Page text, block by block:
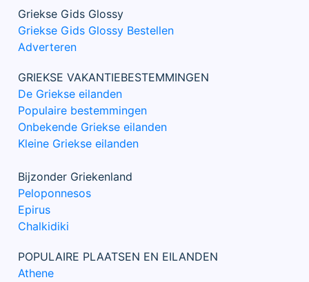
Griekse Gids Glossy
Griekse Gids Glossy Bestellen
Adverteren
GRIEKSE VAKANTIEBESTEMMINGEN
De Griekse eilanden
Populaire bestemmingen
Onbekende Griekse eilanden
Kleine Griekse eilanden
Bijzonder Griekenland
Peloponnesos
Epirus
Chalkidiki
POPULAIRE PLAATSEN EN EILANDEN
Athene